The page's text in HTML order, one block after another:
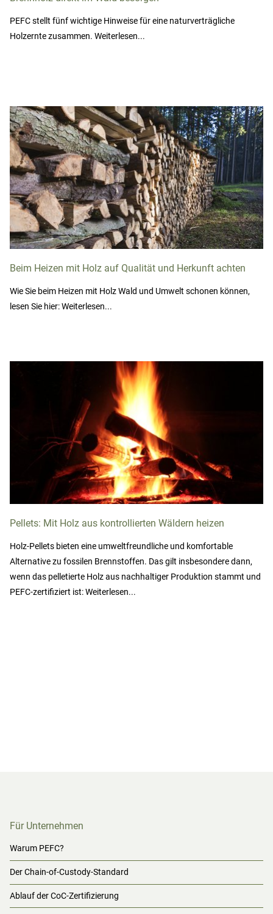
PEFC stellt fünf wichtige Hinweise für eine naturverträgliche
Holzernte zusammen. Weiterlesen...
Beim Heizen mit Holz auf Qualität und Herkunft achten
Wie Sie beim Heizen mit Holz Wald und Umwelt schonen können,
lesen Sie hier: Weiterlesen...
Pellets: Mit Holz aus kontrollierten Wäldern heizen
Holz-Pellets bieten eine umweltfreundliche und komfortable
Alternative zu fossilen Brennstoffen. Das gilt insbesondere dann,
wenn das pelletierte Holz aus nachhaltiger Produktion stammt und
PEFC-zertifiziert ist: Weiterlesen...
Für Unternehmen
Warum PEFC?
Der Chain-of-Custody-Standard
Ablauf der CoC-Zertifizierung